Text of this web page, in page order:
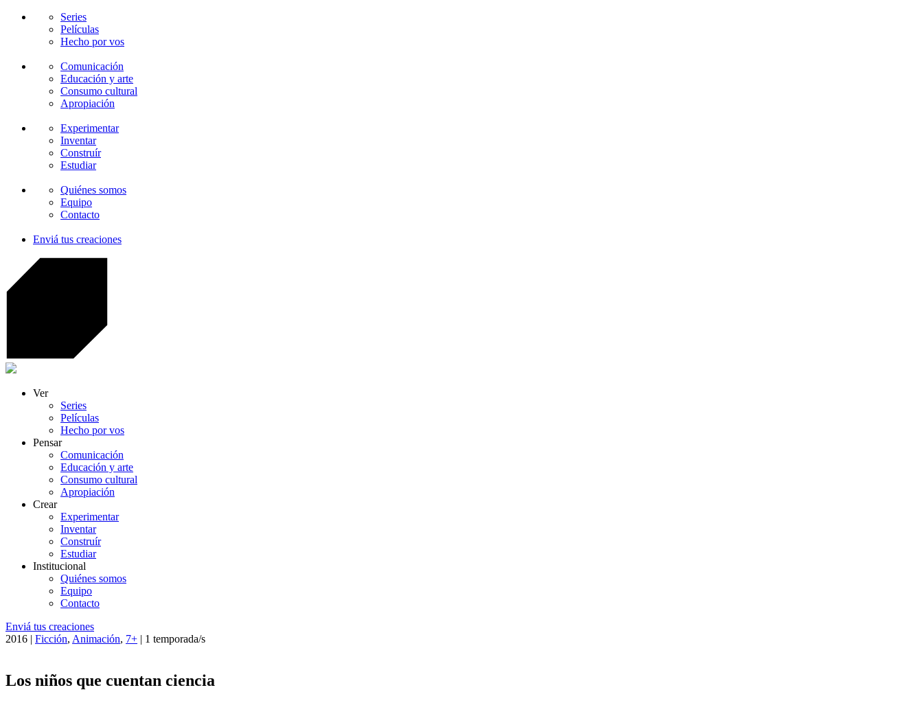
Series
Películas
Hecho por vos
Comunicación
Educación y arte
Consumo cultural
Apropiación
Experimentar
Inventar
Construír
Estudiar
Quiénes somos
Equipo
Contacto
Enviá tus creaciones
Ver
Series
Películas
Hecho por vos
Pensar
Comunicación
Educación y arte
Consumo cultural
Apropiación
Crear
Experimentar
Inventar
Construír
Estudiar
Institucional
Quiénes somos
Equipo
Contacto
Enviá tus creaciones
2016 | Ficción, Animación, 7+ | 1 temporada/s
Los niños que cuentan ciencia